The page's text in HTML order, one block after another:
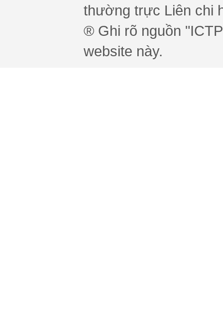
thường trực Liên chi
® Ghi rõ nguồn
website này.